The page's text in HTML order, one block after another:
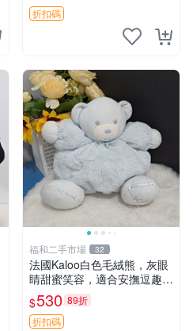
抓rary 搖鈴
折扣碼
福和二手市場 32
法國Kaloo白色毛絨熊，灰眼
睛甜蜜笑容，適合安撫逗趣可
愛，柔軟面料手感佳。14 白
色安撫熊 毛絨玩具 寶寶逗樂
具
$530 89折
折扣碼